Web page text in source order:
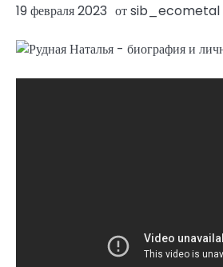
19 февраля 2023 отsib_ecometal